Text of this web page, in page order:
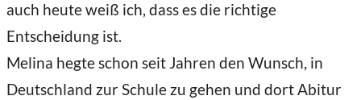
auch heute weiß ich, dass es die richtige
Entscheidung ist.
Melina hegte schon seit Jahren den Wunsch, in
Deutschland zur Schule zu gehen und dort Abitur